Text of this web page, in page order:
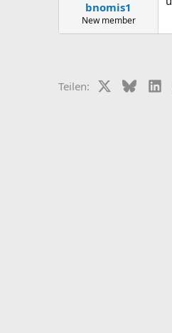
bnomis1
New member
Teilen: X (Twitter)